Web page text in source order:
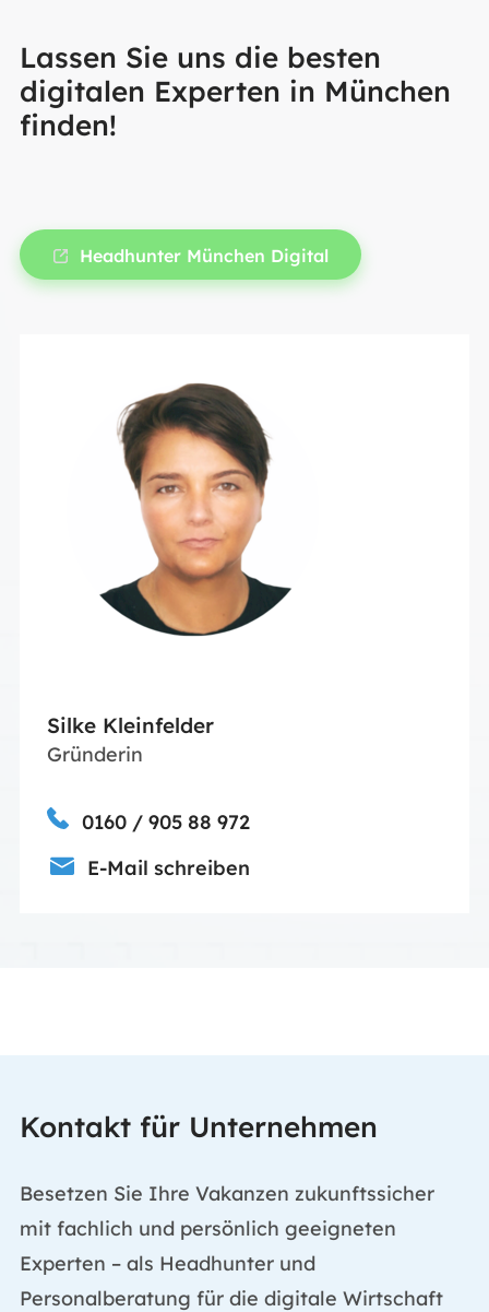
Lassen Sie uns die besten
digitalen Experten in München
finden!
Headhunter München Digital
Silke Kleinfelder
Gründerin
0160 / 905 88 972
E-Mail schreiben
Kontakt für Unternehmen
Besetzen Sie Ihre Vakanzen zukunftssicher
mit fachlich und persönlich geeigneten
Experten – als Headhunter und
Personalberatung für die digitale Wirtschaft